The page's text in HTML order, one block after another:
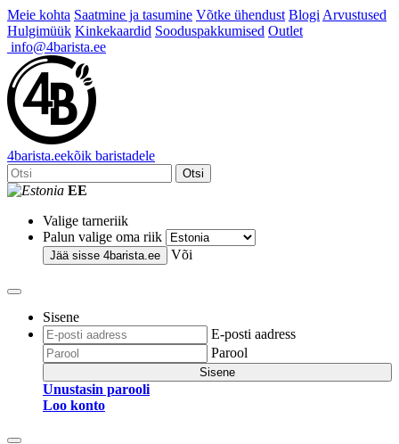
Meie kohta Saatmine ja tasumine Võtke ühendust Blogi Arvustused
Hulgimüük Kinkekaardid Sooduspakkumised Outlet
info@4barista.ee
4barista.eekõik baristadele
Otsi
EE
Valige tarneriik
Palun valige oma riik
Jää sisse 4barista.ee Või
Sisene
E-posti aadress
Parool
Sisene
Unustasin parooli
Loo konto